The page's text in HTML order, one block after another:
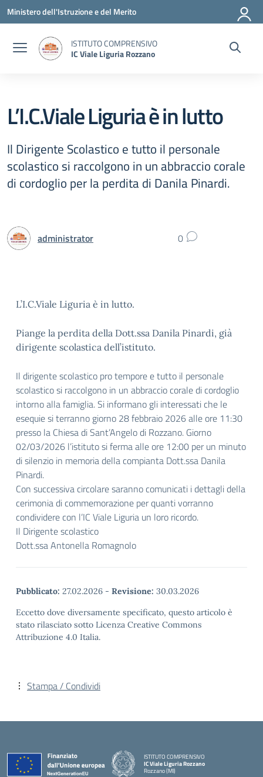
Vai ai contenuti
Vai al menu di navigazione
Vai al footer
Ministero dell'Istruzione e del Merito
ISTITUTO COMPRENSIVO
IC Viale Liguria Rozzano
L’I.C.Viale Liguria è in lutto
Il Dirigente Scolastico e tutto il personale
scolastico si raccolgono in un abbraccio corale
di cordoglio per la perdita di Danila Pinardi.
administrator 0
L’I.C.Viale Liguria è in lutto.
Piange la perdita della Dott.ssa Danila Pinardi, già
dirigente scolastica dell’istituto.
Il dirigente scolastico pro tempore e tutto il personale
scolastico si raccolgono in un abbraccio corale di cordoglio
intorno alla famiglia. Si informano gli interessati che le
esequie si terranno giorno 28 febbraio 2026 alle ore 11:30
presso la Chiesa di Sant’Angelo di Rozzano. Giorno
02/03/2026 l’istituto si ferma alle ore 12:00 per un minuto
di silenzio in memoria della compianta Dott.ssa Danila
Pinardi.
Con successiva circolare saranno comunicati i dettagli della
cerimonia di commemorazione per quanti vorranno
condividere con l’IC Viale Liguria un loro ricordo.
Il Dirigente scolastico
Dott.ssa Antonella Romagnolo
Pubblicato: 27.02.2026 - Revisione: 30.03.2026
Eccetto dove diversamente specificato, questo articolo è
stato rilasciato sotto Licenza Creative Commons
Attribuzione 4.0 Italia.
Stampa / Condividi
ISTITUTO COMPRENSIVO
IC Viale Liguria Rozzano
Rozzano (MI)